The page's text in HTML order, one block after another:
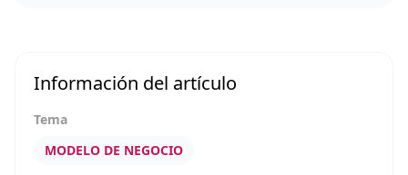
Información del artículo
Tema
MODELO DE NEGOCIO